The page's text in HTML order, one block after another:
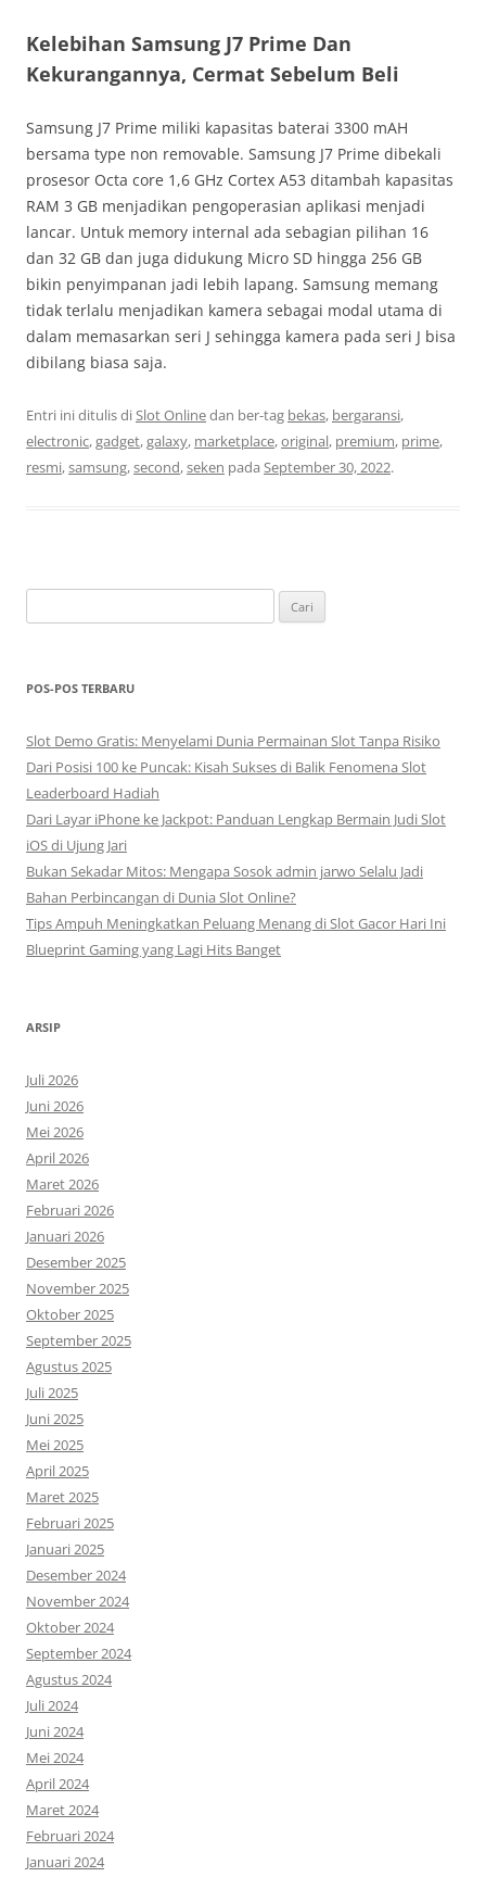
Kelebihan Samsung J7 Prime Dan
Kekurangannya, Cermat Sebelum Beli
Samsung J7 Prime miliki kapasitas baterai 3300 mAH
bersama type non removable. Samsung J7 Prime dibekali
prosesor Octa core 1,6 GHz Cortex A53 ditambah kapasitas
RAM 3 GB menjadikan pengoperasian aplikasi menjadi
lancar. Untuk memory internal ada sebagian pilihan 16
dan 32 GB dan juga didukung Micro SD hingga 256 GB
bikin penyimpanan jadi lebih lapang. Samsung memang
tidak terlalu menjadikan kamera sebagai modal utama di
dalam memasarkan seri J sehingga kamera pada seri J bisa
dibilang biasa saja.
Entri ini ditulis diSlot Onlinedan ber-tag bekas, bergaransi,
electronic,gadget,galaxy, marketplace,original, premium, prime,
resmi,samsung,second,seken pada September 30, 2022.
untuk:
POS-POS TERBARU
Slot Demo Gratis: Menyelami Dunia Permainan Slot Tanpa Risiko
Dari Posisi 100 ke Puncak: Kisah Sukses di Balik Fenomena Slot
Leaderboard Hadiah
Dari Layar iPhone ke Jackpot: Panduan Lengkap Bermain Judi Slot
iOS di Ujung Jari
Bukan Sekadar Mitos: Mengapa Sosok admin jarwo Selalu Jadi
Bahan Perbincangan di Dunia Slot Online?
Tips Ampuh Meningkatkan Peluang Menang di Slot Gacor Hari Ini
Blueprint Gaming yang Lagi Hits Banget
ARSIP
Juli 2026
Juni 2026
Mei 2026
April 2026
Maret 2026
Februari 2026
Januari 2026
Desember 2025
November 2025
Oktober 2025
September 2025
Agustus 2025
Juli 2025
Juni 2025
Mei 2025
April 2025
Maret 2025
Februari 2025
Januari 2025
Desember 2024
November 2024
Oktober 2024
September 2024
Agustus 2024
Juli 2024
Juni 2024
Mei 2024
April 2024
Maret 2024
Februari 2024
Januari 2024